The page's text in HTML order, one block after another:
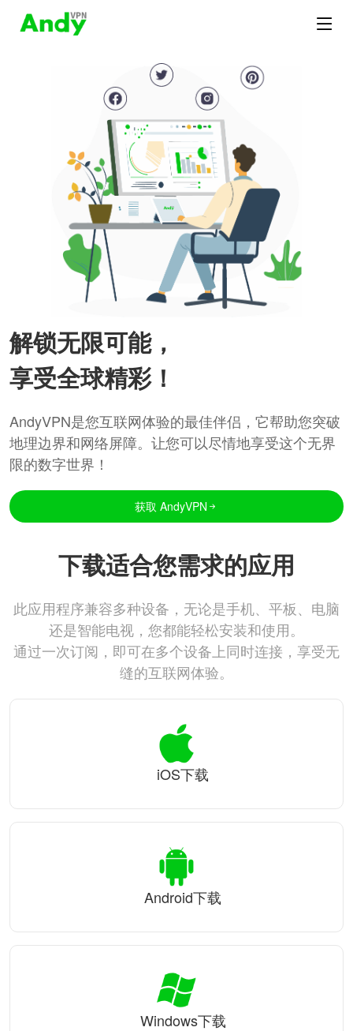
解锁无限可能，
享受全球精彩！
AndyVPN是您互联网体验的最佳伴侣，它帮助您突破
地理边界和网络屏障。让您可以尽情地享受这个无界
限的数字世界！
获取 AndyVPN
下载适合您需求的应用
此应用程序兼容多种设备，无论是手机、平板、电脑
还是智能电视，您都能轻松安装和使用。
通过一次订阅，即可在多个设备上同时连接，享受无
缝的互联网体验。
iOS下载
Android下载
Windows下载